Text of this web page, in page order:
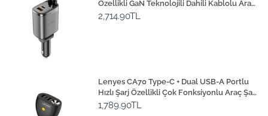
Özellikli GaN Teknolojili Dahili Kablolu Araç
Şarj Aleti 111W
2,714.90TL
Lenyes CA70 Type-C + Dual USB-A Portlu
Hızlı Şarj Özellikli Çok Fonksiyonlu Araç Şarj
Aleti 20W
1,789.90TL